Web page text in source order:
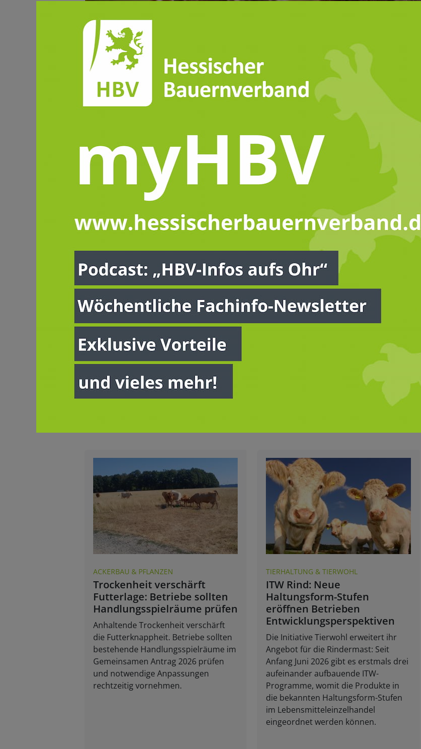
Zugangsbeschränkung
Dieser Inhalt steht exklusiv
Hessischen Bauernverbandes"
Wenn Sie bereits Mitglied sind, können Sie sich unten oder direkt im
Anmelden Jetzt Mitglied werden
Milchwirtschaft Nutztierhaltung
ACKERBAU & PFLANZEN
Trockenheit verschärft
Futterlage: Betriebe sollten
Handlungsspielräume prüfen
Anhaltende Trockenheit verschärft
die Futterknappheit. Betriebe sollten
bestehende Handlungsspielräume im
Gemeinsamen Antrag 2026 prüfen
und notwendige Anpassungen
rechtzeitig vornehmen.
TIERHALTUNG & TIERWOHL
ITW Rind: Neue
Haltungsform-Stufen
eröffnen Betrieben
Entwicklungsperspektiven
Die Initiative Tierwohl erweitert ihr
Angebot für die Rindermast: Seit
Anfang Juni 2026 gibt es erstmals drei
aufeinander aufbauende ITW-
Programme, womit die Produkte in
die bekannten Haltungsform-Stufen
im Lebensmitteleinzelhandel
eingeordnet werden können.